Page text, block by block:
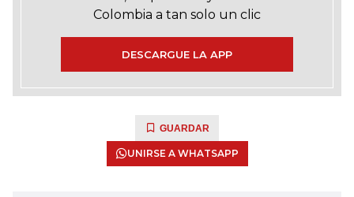
Colombia a tan solo un clic
DESCARGUE LA APP
GUARDAR
UNIRSE A WHATSAPP